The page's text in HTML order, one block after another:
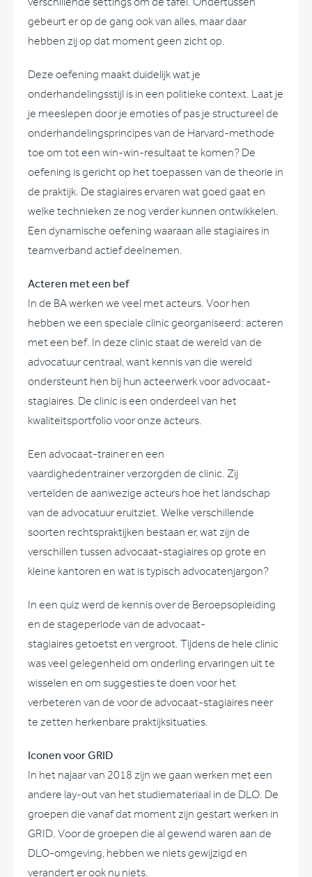
gebeurt er op de gang ook van alles, maar daar
hebben zij op dat moment geen zicht op.
Deze oefening maakt duidelijk wat je
onderhandelingsstijl is in een politieke context. Laat je
je meeslepen door je emoties of pas je structureel de
onderhandelingsprincipes van de Harvard-methode
toe om tot een win-win-resultaat te komen? De
oefening is gericht op het toepassen van de theorie in
de praktijk. De stagiaires ervaren wat goed gaat en
welke technieken ze nog verder kunnen ontwikkelen.
Een dynamische oefening waaraan alle stagiaires in
teamverband actief deelnemen.
Acteren met een bef
In de BA werken we veel met acteurs. Voor hen
hebben we een speciale clinic georganiseerd: acteren
met een bef. In deze clinic staat de wereld van de
advocatuur centraal, want kennis van die wereld
ondersteunt hen bij hun acteerwerk voor advocaat-
stagiaires. De clinic is een onderdeel van het
kwaliteitsportfolio voor onze acteurs.
Een advocaat-trainer en een
vaardighedentrainer verzorgden de clinic. Zij
vertelden de aanwezige acteurs hoe het landschap
van de advocatuur eruitziet. Welke verschillende
soorten rechtspraktijken bestaan er, wat zijn de
verschillen tussen advocaat-stagiaires op grote en
kleine kantoren en wat is typisch advocatenjargon?
In een quiz werd de kennis over de Beroepsopleiding
en de stageperiode van de advocaat-
stagiaires getoetst en vergroot. Tijdens de hele clinic
was veel gelegenheid om onderling ervaringen uit te
wisselen en om suggesties te doen voor het
verbeteren van de voor de advocaat-stagiaires neer
te zetten herkenbare praktijksituaties.
Iconen voor GRID
In het najaar van 2018 zijn we gaan werken met een
andere lay-out van het studiemateriaal in de DLO. De
groepen die vanaf dat moment zijn gestart werken in
GRID. Voor de groepen die al gewend waren aan de
DLO-omgeving, hebben we niets gewijzigd en
verandert er ook nu niets.